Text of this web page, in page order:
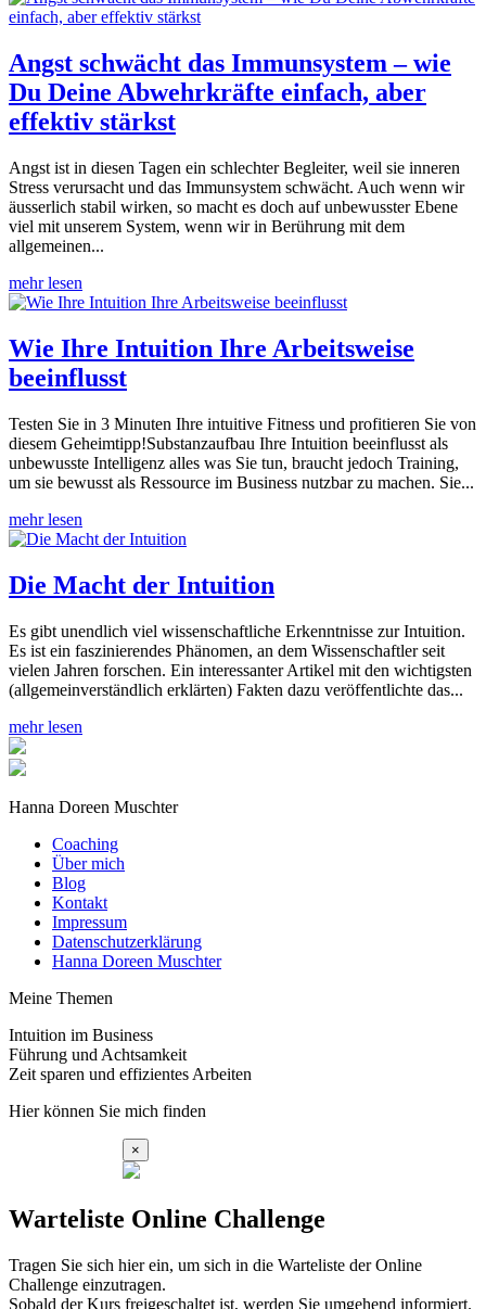
Angst schwächt das Immunsystem – wie
Du Deine Abwehrkräfte einfach, aber
effektiv stärkst
Angst ist in diesen Tagen ein schlechter Begleiter, weil sie inneren
Stress verursacht und das Immunsystem schwächt. Auch wenn wir
äusserlich stabil wirken, so macht es doch auf unbewusster Ebene
viel mit unserem System, wenn wir in Berührung mit dem
allgemeinen...
mehr lesen
Wie Ihre Intuition Ihre Arbeitsweise
beeinflusst
Testen Sie in 3 Minuten Ihre intuitive Fitness und profitieren Sie von
diesem Geheimtipp!Substanzaufbau Ihre Intuition beeinflusst als
unbewusste Intelligenz alles was Sie tun, braucht jedoch Training,
um sie bewusst als Ressource im Business nutzbar zu machen. Sie...
mehr lesen
Die Macht der Intuition
Es gibt unendlich viel wissenschaftliche Erkenntnisse zur Intuition.
Es ist ein faszinierendes Phänomen, an dem Wissenschaftler seit
vielen Jahren forschen. Ein interessanter Artikel mit den wichtigsten
(allgemeinverständlich erklärten) Fakten dazu veröffentlichte das...
mehr lesen
Hanna Doreen Muschter
Coaching
Über mich
Blog
Kontakt
Impressum
Datenschutzerklärung
Hanna Doreen Muschter
Meine Themen
Intuition im Business
Führung und Achtsamkeit
Zeit sparen und effizientes Arbeiten
Hier können Sie mich finden
×
Warteliste Online Challenge
Tragen Sie sich hier ein, um sich in die Warteliste der Online
Challenge einzutragen.
Sobald der Kurs freigeschaltet ist, werden Sie umgehend informiert.